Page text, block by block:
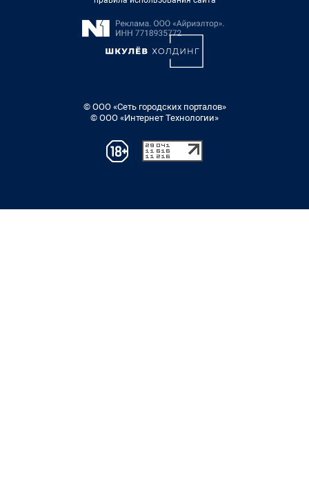
© ООО «Сеть городских порталов»
© ООО «Интернет Технологии»